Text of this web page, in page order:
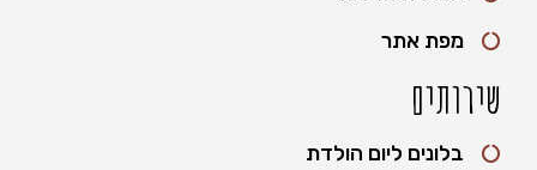
מפת אתר
שירותים
בלונים ליום הולדת